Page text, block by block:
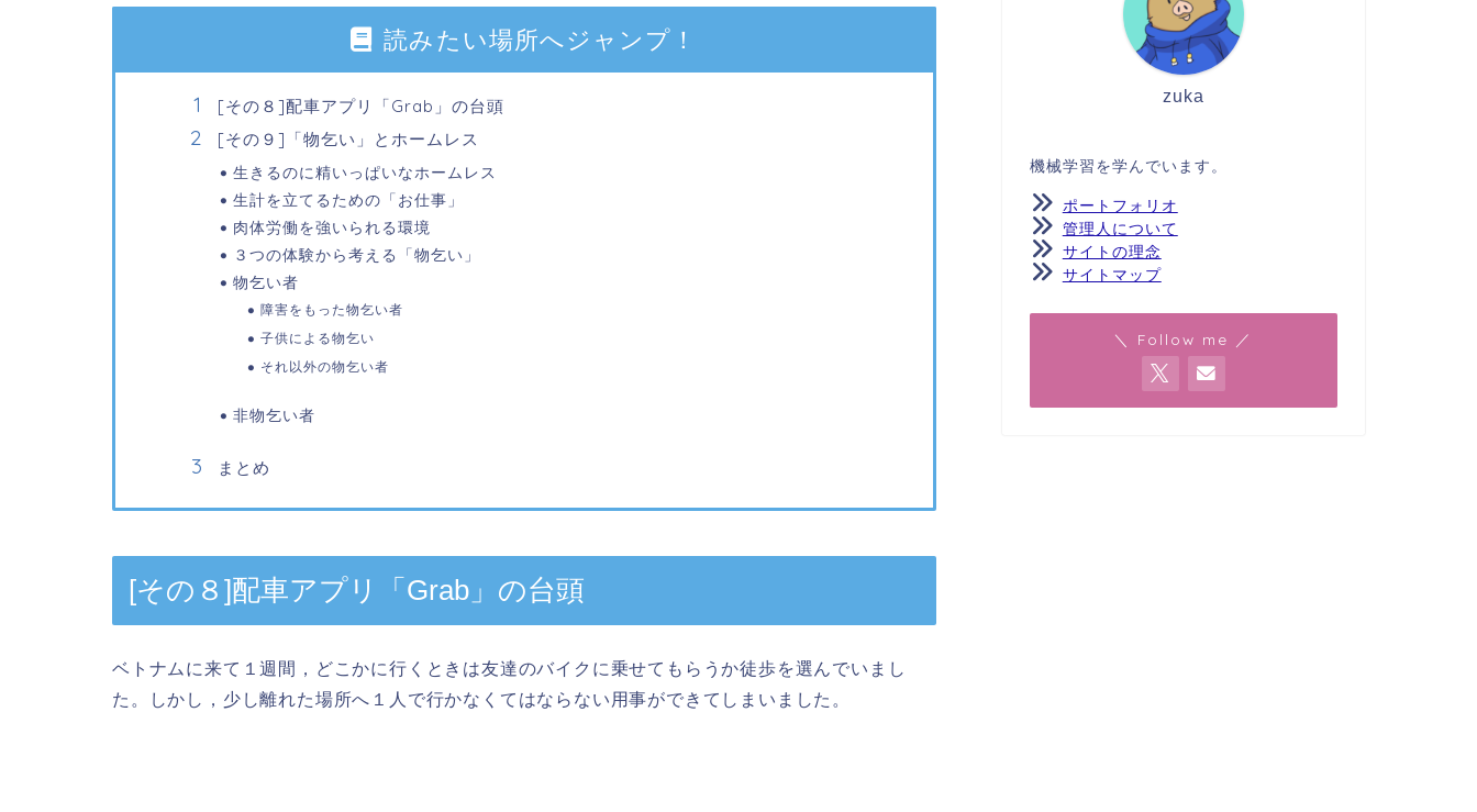
読みたい場所へジャンプ！
[その８]配車アプリ「Grab」の台頭
[その９]「物乞い」とホームレス
生きるのに精いっぱいなホームレス
生計を立てるための「お仕事」
肉体労働を強いられる環境
３つの体験から考える「物乞い」
物乞い者
障害をもった物乞い者
子供による物乞い
それ以外の物乞い者
非物乞い者
まとめ
[その８]配車アプリ「Grab」の台頭
ベトナムに来て１週間，どこかに行くときは友達のバイクに乗せてもらうか徒歩を選んでいまし
た。しかし，少し離れた場所へ１人で行かなくてはならない用事ができてしまいました。
zuka
機械学習を学んでいます。
ポートフォリオ
管理人について
サイトの理念
サイトマップ
＼ Follow me ／